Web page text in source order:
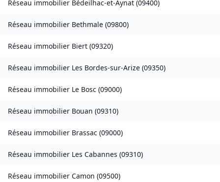
Réseau immobilier Bédeilhac-et-Aynat (09400)
Réseau immobilier Bethmale (09800)
Réseau immobilier Biert (09320)
Réseau immobilier Les Bordes-sur-Arize (09350)
Réseau immobilier Le Bosc (09000)
Réseau immobilier Bouan (09310)
Réseau immobilier Brassac (09000)
Réseau immobilier Les Cabannes (09310)
Réseau immobilier Camon (09500)